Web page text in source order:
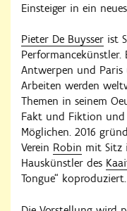
Einsteiger in ein
Pieter De Buysser ist
Antwerpen und Paris
Arbeiten werden
Themen in seinem
Fakt und Fiktion und
Möglichen. 2016
Verein Robin mit Sitz
Hauskünstler des
Tongue“ koproduziert.